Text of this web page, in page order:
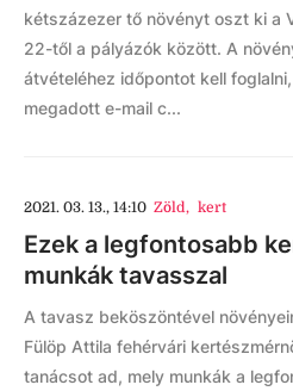
kétszázezer tő növényt oszt ki a
22-től a pályázók között. A
átvételéhez időpontot kell
megadott e-mail c...
2021. 03. 13., 14:10 Zöld, kert
Ezek a legfontosabb
munkák tavasszal
A tavasz beköszöntével
Fülöp Attila fehérvári
tanácsot ad, mely munkák a